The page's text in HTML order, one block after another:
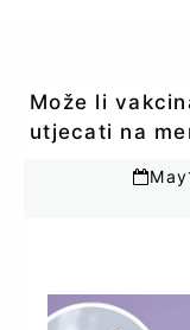
Može li
utjecati na
May